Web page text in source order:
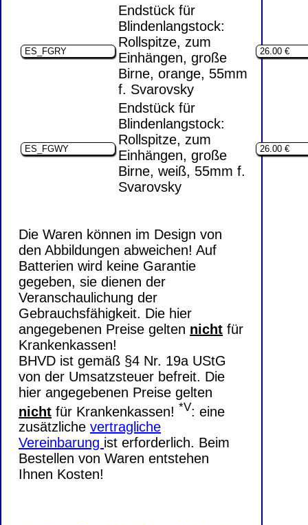
Endstück für
Blindenlangstock:
Rollspitze, zum
Einhängen, große
Birne, orange, 55mm
f. Svarovsky
Endstück für
Blindenlangstock:
Rollspitze, zum
Einhängen, große
Birne, weiß, 55mm f.
Svarovsky
Die Waren können im Design von
den Abbildungen abweichen! Auf
Batterien wird keine Garantie
gegeben, sie dienen der
Veranschaulichung der
Gebrauchsfähigkeit. Die hier
angegebenen Preise gelten nicht für
Krankenkassen!
BHVD ist gemäß §4 Nr. 19a UStG
von der Umsatzsteuer befreit. Die
hier angegebenen Preise gelten
nicht für Krankenkassen! *V: eine
zusätzliche vertragliche
Vereinbarung ist erforderlich. Beim
Bestellen von Waren entstehen
Ihnen Kosten!